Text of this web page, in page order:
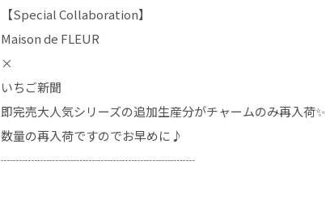
【Special Collaboration】
Maison de FLEUR
×
いちご新聞
即完売大人気シリーズの追加生産分がチャームのみ再入荷✨
数量の再入荷ですのでお早めに♪
┈┈┈┈┈┈┈┈┈┈┈┈┈┈┈┈